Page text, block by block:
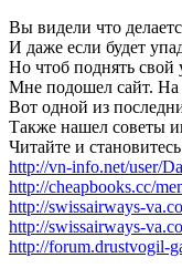
Вы видели что
И даже если будет
Но чтоб поднять свой
Мне подошел сайт.
Вот одной из
Также нашел советы
Читайте и
http://vn-info.net/user/
http://cheapbooks.cc/
http://swissairways-
http://swissairways-
http://forum.drustvogil-